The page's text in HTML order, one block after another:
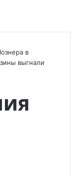
в
выгнали